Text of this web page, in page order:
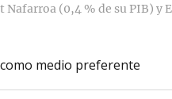
(0,4 % de su PIB) y
medio preferente